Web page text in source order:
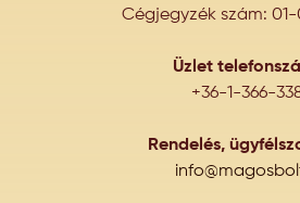
Cégjegyzék szám:
Üzlet
+36-1-366-
Rendelés,